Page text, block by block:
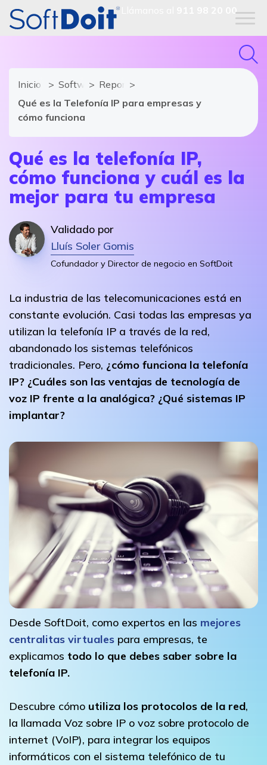
911 98 20 00
Inicio Software de Centralita Virtual
Reportajes
Qué es la Telefonía IP para empresas y
cómo funciona
Qué es la telefonía IP,
cómo funciona y cuál es la
mejor para tu empresa
Validado por
Lluís Soler Gomis
Cofundador y Director de negocio en SoftDoit
La industria de las telecomunicaciones está en
constante evolución. Casi todas las empresas ya
utilizan la telefonía IP a través de la red,
abandonado los sistemas telefónicos
tradicionales. Pero, ¿cómo funciona la telefonía
IP? ¿Cuáles son las ventajas de tecnología de
voz IP frente a la analógica? ¿Qué sistemas IP
implantar?
Desde SoftDoit, como expertos en las mejores
centralitas virtuales para empresas, te
explicamos todo lo que debes saber sobre la
telefonía IP.
Descubre cómo utiliza los protocolos de la red,
la llamada Voz sobre IP o voz sobre protocolo de
internet (VoIP), para integrar los equipos
informáticos con el sistema telefónico de tu